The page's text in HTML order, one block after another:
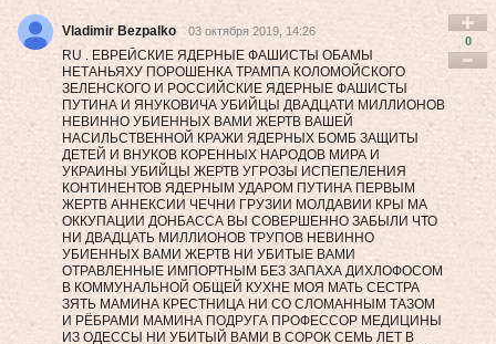
Vladimir Bezpalko 03 октября 2019, 14:26
RU . ЕВРЕЙСКИЕ ЯДЕРНЫЕ ФАШИСТЫ ОБАМЫ
НЕТАНЬЯХУ ПОРОШЕНКА ТРАМПА КОЛОМОЙСКОГО
ЗЕЛЕНСКОГО И РОССИЙСКИЕ ЯДЕРНЫЕ ФАШИСТЫ
ПУТИНА И ЯНУКОВИЧА УБИЙЦЫ ДВАДЦАТИ МИЛЛИОНОВ
НЕВИННО УБИЕННЫХ ВАМИ ЖЕРТВ ВАШЕЙ
НАСИЛЬСТВЕННОЙ КРАЖИ ЯДЕРНЫХ БОМБ ЗАЩИТЫ
ДЕТЕЙ И ВНУКОВ КОРЕННЫХ НАРОДОВ МИРА И
УКРАИНЫ УБИЙЦЫ ЖЕРТВ УГРОЗЫ ИСПЕПЕЛЕНИЯ
КОНТИНЕНТОВ ЯДЕРНЫМ УДАРОМ ПУТИНА ПЕРВЫМ
ЖЕРТВ АННЕКСИИ ЧЕЧНИ ГРУЗИИ МОЛДАВИИ КРЫ МА
ОККУПАЦИИ ДОНБАССА ВЫ СОВЕРШЕННО ЗАБЫЛИ ЧТО
НИ ДВАДЦАТЬ МИЛЛИОНОВ ТРУПОВ НЕВИННО
УБИЕННЫХ ВАМИ ЖЕРТВ НИ УБИТЫЕ ВАМИ
ОТРАВЛЕННЫЕ ИМПОРТНЫМ БЕЗ ЗАПАХА ДИХЛОФОСОМ
В КОММУНАЛЬНОЙ ОБЩЕЙ КУХНЕ МОЯ МАТЬ СЕСТРА
ЗЯТЬ МАМИНА КРЕСТНИЦА НИ СО СЛОМАННЫМ ТАЗОМ
И РЁБРАМИ МАМИНА ПОДРУГА ПРОФЕССОР МЕДИЦИНЫ
ИЗ ОДЕССЫ НИ УБИТЫЙ ВАМИ В СОРОК СЕМЬ ЛЕТ В
0